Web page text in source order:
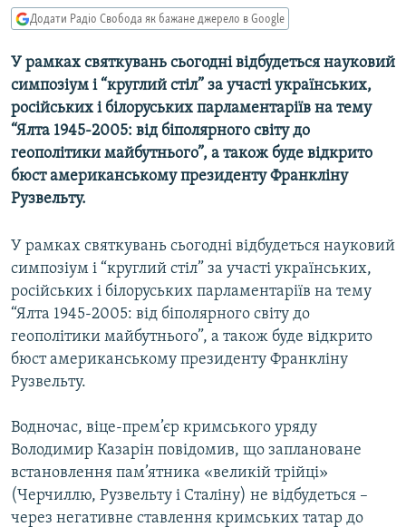
МУЛЬТИМЕДІА
СПЕЦПРОЄКТИ
ПОДКАСТИ
КРИМ РЕАЛІЇ
РУС
УКР
КТАТ
ДОЛУЧАЙСЯ!
Усі сайти RFE/RL
Додати Радіо Свобода як бажане джерело в Google
У рамках святкувань сьогодні відбудеться науковий
симпозіум і “круглий стіл” за участі українських,
російських і білоруських парламентаріїв на тему
“Ялта 1945-2005: від біполярного світу до
геополітики майбутнього”, а також буде відкрито
бюст американському президенту Франкліну
Рузвельту.
У рамках святкувань сьогодні відбудеться науковий
симпозіум і “круглий стіл” за участі українських,
російських і білоруських парламентаріїв на тему
“Ялта 1945-2005: від біполярного світу до
геополітики майбутнього”, а також буде відкрито
бюст американському президенту Франкліну
Рузвельту.
Водночас, віце-прем’єр кримського уряду
Володимир Казарін повідомив, що заплановане
встановлення пам’ятника «великій трійці»
(Черчиллю, Рузвельту і Сталіну) не відбудеться –
через негативне ставлення кримських татар до